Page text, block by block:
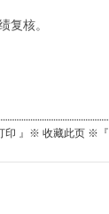
复核。
印 』※ 收藏此页 ※『